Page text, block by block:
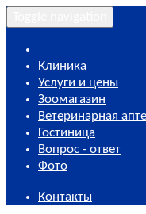
Клиника
Услуги и цены
Зоомагазин
Ветеринарная
Гостиница
Вопрос - ответ
Фото
Контакты